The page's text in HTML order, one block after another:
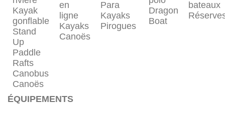
Kayak
gonflable
Stand
Up
Paddle
Rafts
Canobus
Canoës
en
ligne
Kayaks
Canoës
Para
Kayaks
Pirogues
Dragon
Boat
bateaux
ÉQUIPEMENTS